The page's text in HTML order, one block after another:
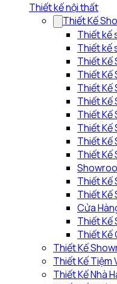
Thiết kế nội thất
Thiết Kế
Thiết kế
Thiết kế
Thiết Kế
Thiết Kế
Thiết Kế
Thiết Kế
Thiết Kế
Thiết Kế
Thiết Kế
Thiết Kế
Thiết Kế
Thiết Kế
Cửa
Thiết Kế
Thiết Kế
Thiết Kế
Thiết Kế Tiệm
Thiết Kế Nhà